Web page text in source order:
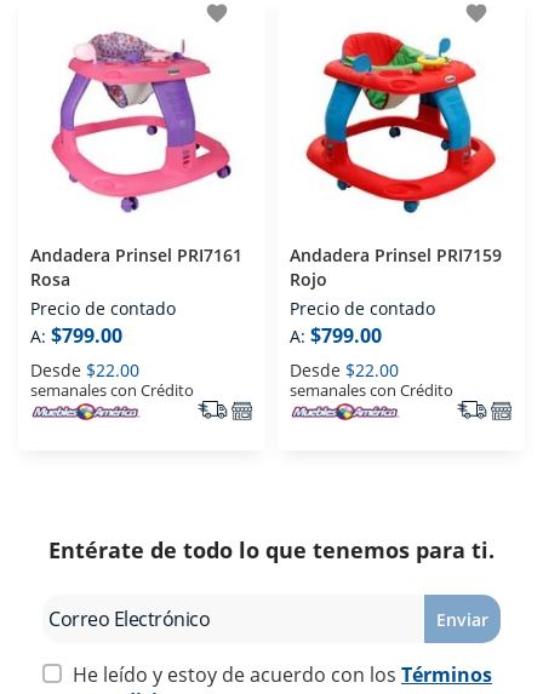
favorite
Andadera Prinsel PRI7161
Rosa
Precio de contado
A: $799.00
Desde $22.00
semanales con Crédito
favorite
Andadera Prinsel PRI7159
Rojo
Precio de contado
A: $799.00
Desde $22.00
semanales con Crédito
Entérate de todo lo que tenemos para ti.
Enviar
He leído y estoy de acuerdo con los Términos